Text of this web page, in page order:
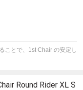
ことで、1st Chair の安定し
Round Rider XL S